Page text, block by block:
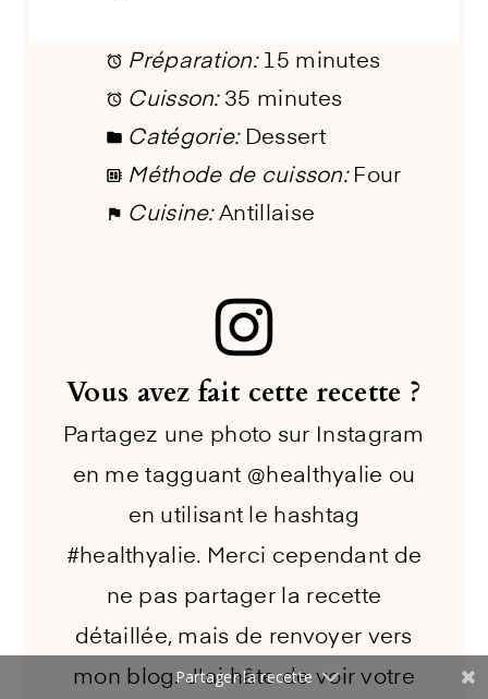
Préparation: 15 minutes
Cuisson: 35 minutes
Catégorie: Dessert
Méthode de cuisson: Four
Cuisine: Antillaise
Vous avez fait cette recette ?
Partagez une photo sur Instagram
en me tagguant @healthyalie ou
en utilisant le hashtag
#healthyalie. Merci cependant de
ne pas partager la recette
détaillée, mais de renvoyer vers
mon blog. J'ai hâte de voir votre
Partager la recette